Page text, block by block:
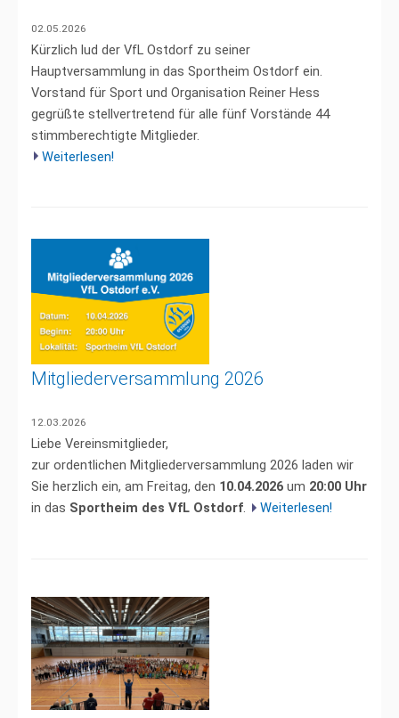
02.05.2026
Kürzlich lud der VfL Ostdorf zu seiner
Hauptversammlung in das Sportheim Ostdorf ein.
Vorstand für Sport und Organisation Reiner Hess
gegrüßte stellvertretend für alle fünf Vorstände 44
stimmberechtigte Mitglieder.
Weiterlesen!
Mitgliederversammlung 2026
12.03.2026
Liebe Vereinsmitglieder,
zur ordentlichen Mitgliederversammlung 2026 laden wir
Sie herzlich ein, am Freitag, den 10.04.2026 um 20:00 Uhr
in das Sportheim des VfL Ostdorf. Weiterlesen!